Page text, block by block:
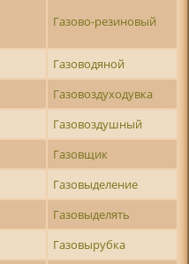
Газово-резиновый
Газоводяной
Газовоздуходувка
Газовоздушный
Газовщик
Газовыделение
Газовыделять
Газовырубка